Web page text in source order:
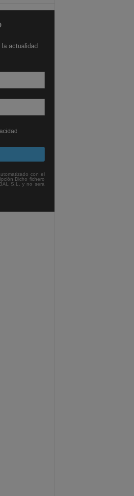
actualidad
con el
Dicho fichero
S.L. y no será